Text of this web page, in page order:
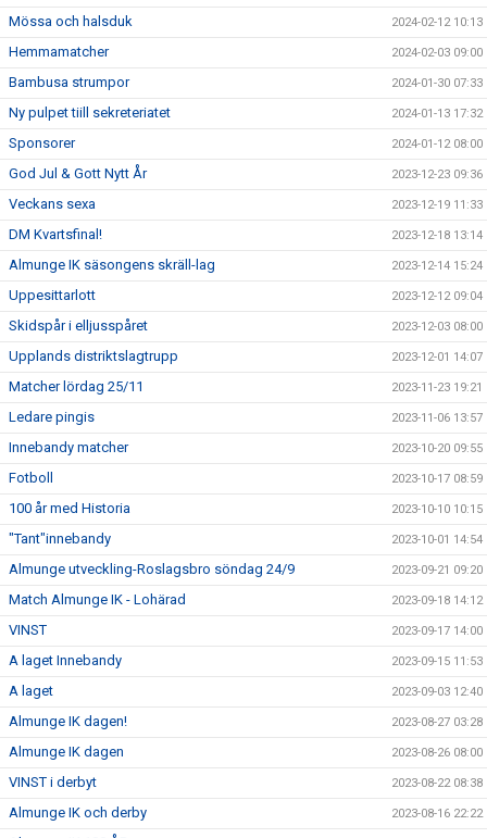
Mössa och halsduk 2024-02-12 10:13
Hemmamatcher 2024-02-03 09:00
Bambusa strumpor 2024-01-30 07:33
Ny pulpet tiill sekreteriatet 2024-01-13 17:32
Sponsorer 2024-01-12 08:00
God Jul & Gott Nytt År 2023-12-23 09:36
Veckans sexa 2023-12-19 11:33
DM Kvartsfinal! 2023-12-18 13:14
Almunge IK säsongens skräll-lag 2023-12-14 15:24
Uppesittarlott 2023-12-12 09:04
Skidspår i elljusspåret 2023-12-03 08:00
Upplands distriktslagtrupp 2023-12-01 14:07
Matcher lördag 25/11 2023-11-23 19:21
Ledare pingis 2023-11-06 13:57
Innebandy matcher 2023-10-20 09:55
Fotboll 2023-10-17 08:59
100 år med Historia 2023-10-10 10:15
"Tant"innebandy 2023-10-01 14:54
Almunge utveckling-Roslagsbro söndag 24/9 2023-09-21 09:20
Match Almunge IK - Lohärad 2023-09-18 14:12
VINST 2023-09-17 14:00
A laget Innebandy 2023-09-15 11:53
A laget 2023-09-03 12:40
Almunge IK dagen! 2023-08-27 03:28
Almunge IK dagen 2023-08-26 08:00
VINST i derbyt 2023-08-22 08:38
Almunge IK och derby 2023-08-16 22:22